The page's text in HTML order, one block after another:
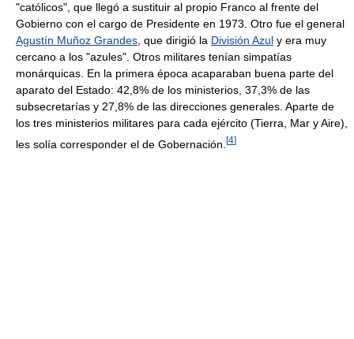
"católicos", que llegó a sustituir al propio Franco al frente del
Gobierno con el cargo de Presidente en 1973. Otro fue el general
Agustín Muñoz Grandes, que dirigió la División Azul y era muy
cercano a los "azules". Otros militares tenían simpatías
monárquicas. En la primera época acaparaban buena parte del
aparato del Estado: 42,8% de los ministerios, 37,3% de las
subsecretarías y 27,8% de las direcciones generales. Aparte de
los tres ministerios militares para cada ejército (Tierra, Mar y Aire),
les solía corresponder el de Gobernación. [4]